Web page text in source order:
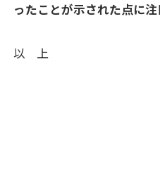
ったことが示された点に注
以 上